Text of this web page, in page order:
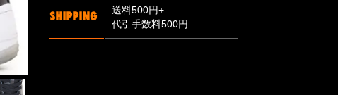
SHIPPING
送料500円+
代引手数料500円